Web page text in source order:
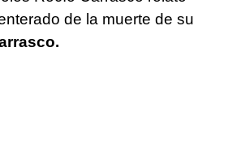
de la muerte de su